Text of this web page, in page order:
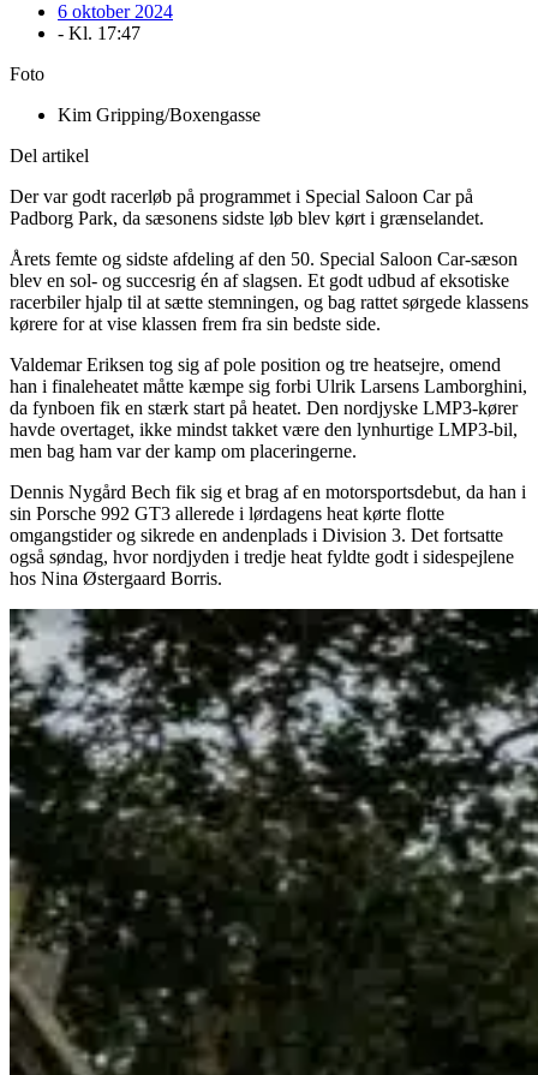
6 oktober 2024
- Kl. 17:47
Foto
Kim Gripping/Boxengasse
Del artikel
Der var godt racerløb på programmet i Special Saloon Car på
Padborg Park, da sæsonens sidste løb blev kørt i grænselandet.
Årets femte og sidste afdeling af den 50. Special Saloon Car-sæson
blev en sol- og succesrig én af slagsen. Et godt udbud af eksotiske
racerbiler hjalp til at sætte stemningen, og bag rattet sørgede klassens
kørere for at vise klassen frem fra sin bedste side.
Valdemar Eriksen tog sig af pole position og tre heatsejre, omend
han i finaleheatet måtte kæmpe sig forbi Ulrik Larsens Lamborghini,
da fynboen fik en stærk start på heatet. Den nordjyske LMP3-kører
havde overtaget, ikke mindst takket være den lynhurtige LMP3-bil,
men bag ham var der kamp om placeringerne.
Dennis Nygård Bech fik sig et brag af en motorsportsdebut, da han i
sin Porsche 992 GT3 allerede i lørdagens heat kørte flotte
omgangstider og sikrede en andenplads i Division 3. Det fortsatte
også søndag, hvor nordjyden i tredje heat fyldte godt i sidespejlene
hos Nina Østergaard Borris.